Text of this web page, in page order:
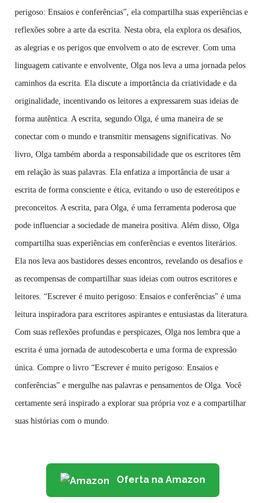
perigoso: Ensaios e conferências”, ela compartilha suas experiências e
reflexões sobre a arte da escrita. Nesta obra, ela explora os desafios,
as alegrias e os perigos que envolvem o ato de escrever. Com uma
linguagem cativante e envolvente, Olga nos leva a uma jornada pelos
caminhos da escrita. Ela discute a importância da criatividade e da
originalidade, incentivando os leitores a expressarem suas ideias de
forma autêntica. A escrita, segundo Olga, é uma maneira de se
conectar com o mundo e transmitir mensagens significativas. No
livro, Olga também aborda a responsabilidade que os escritores têm
em relação às suas palavras. Ela enfatiza a importância de usar a
escrita de forma consciente e ética, evitando o uso de estereótipos e
preconceitos. A escrita, para Olga, é uma ferramenta poderosa que
pode influenciar a sociedade de maneira positiva. Além disso, Olga
compartilha suas experiências em conferências e eventos literários.
Ela nos leva aos bastidores desses encontros, revelando os desafios e
as recompensas de compartilhar suas ideias com outros escritores e
leitores. “Escrever é muito perigoso: Ensaios e conferências” é uma
leitura inspiradora para escritores aspirantes e entusiastas da literatura.
Com suas reflexões profundas e perspicazes, Olga nos lembra que a
escrita é uma jornada de autodescoberta e uma forma de expressão
única. Compre o livro “Escrever é muito perigoso: Ensaios e
conferências” e mergulhe nas palavras e pensamentos de Olga. Você
certamente será inspirado a explorar sua própria voz e a compartilhar
suas histórias com o mundo.
Oferta na Amazon